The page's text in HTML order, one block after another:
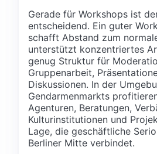
Gerade für Workshops ist
entscheidend. Ein guter
schafft Abstand zum
unterstützt konzentriertes
genug Struktur für
Gruppenarbeit,
Diskussionen. In der
Gendarmenmarkts
Agenturen, Beratungen,
Kulturinstitutionen und
Lage, die geschäftliche
Berliner Mitte verbindet.